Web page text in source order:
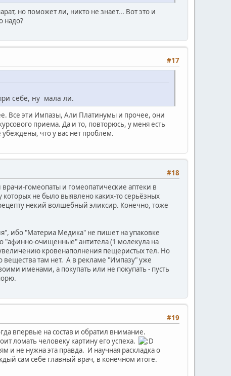
но поможет ли, никто не знает... Вот это и
надо?
#17
себе, ну мала ли.
Все эти Импазы, Али Платинумы и прочее, они
приема. Да и то, повторюсь, у меня есть
что у вас нет проблем.
#18
гомеопаты и гомеопатические аптеки в
не было выявлено каких-то серьёзных
рецепту некий волшебный эликсир. Конечно, тоже
ибо "Материа Медика" не пишет на упаковке
"афинно-очищенные" антитела (1 молекула на
кровенаполнения пещеристых тел. Но
вещества там нет. А в рекламе "Импазу" уже
именами, а покупать или не покупать - пусть
#19
впервые на состав и обратил внимание.
ломать человеку картину его успеха.
и не нужна эта правда. И научная раскладка о
сам себе главный врач, в конечном итоге.